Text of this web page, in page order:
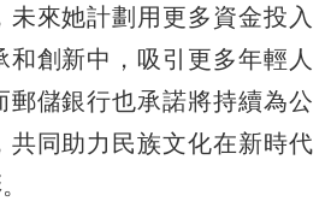
來她計劃用更多資金投入
和創新中，吸引更多年輕人
郵儲銀行也承諾將持續為公
共同助力民族文化在新時代